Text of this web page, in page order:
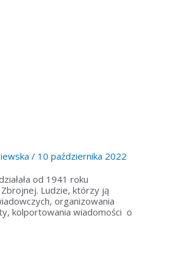
/ 10 października 2022
od 1941 roku
Ludzie, którzy ją
organizowania
kolportowania wiadomości o